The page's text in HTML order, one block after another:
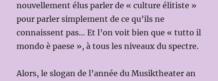
nouvellement élus parler de « culture élitiste »
pour parler simplement de ce qu’ils ne
connaissent pas… Et l’on voit bien que « tutto il
mondo è paese », à tous les niveaux du spectre.
Alors, le slogan de l’année du Musiktheater an